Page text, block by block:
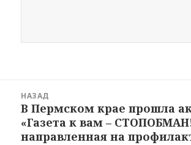
записям
НАЗАД
Предыдущая
новость:
В Пермском крае прошла
«Газета к вам –
направленная на